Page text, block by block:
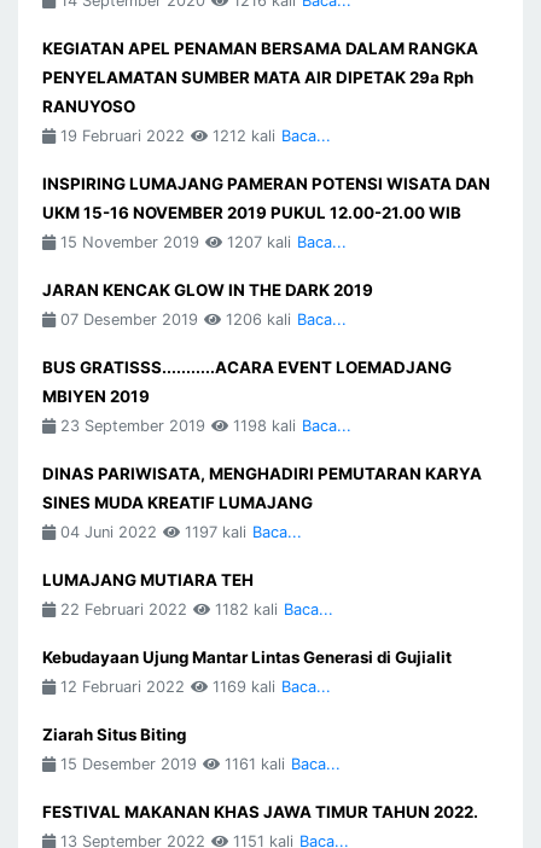
KEGIATAN APEL PENAMAN BERSAMA DALAM RANGKA
PENYELAMATAN SUMBER MATA AIR DIPETAK 29a Rph
RANUYOSO
19 Februari 2022 1212 kali Baca...
INSPIRING LUMAJANG PAMERAN POTENSI WISATA DAN
UKM 15-16 NOVEMBER 2019 PUKUL 12.00-21.00 WIB
15 November 2019 1207 kali Baca...
JARAN KENCAK GLOW IN THE DARK 2019
07 Desember 2019 1206 kali Baca...
BUS GRATISSS...........ACARA EVENT LOEMADJANG
MBIYEN 2019
23 September 2019 1198 kali Baca...
DINAS PARIWISATA, MENGHADIRI PEMUTARAN KARYA
SINES MUDA KREATIF LUMAJANG
04 Juni 2022 1197 kali Baca...
LUMAJANG MUTIARA TEH
22 Februari 2022 1182 kali Baca...
Kebudayaan Ujung Mantar Lintas Generasi di Gujialit
12 Februari 2022 1169 kali Baca...
Ziarah Situs Biting
15 Desember 2019 1161 kali Baca...
FESTIVAL MAKANAN KHAS JAWA TIMUR TAHUN 2022.
13 September 2022 1151 kali Baca...